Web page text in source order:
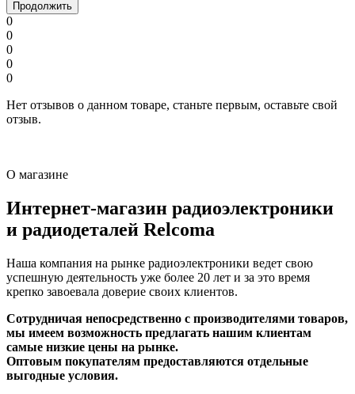
Продолжить
0
0
0
0
0
Нет отзывов о данном товаре, станьте первым, оставьте свой
отзыв.
О магазине
Интернет-магазин радиоэлектроники
и радиодеталей Relcoma
Наша компания на рынке радиоэлектроники ведет свою
успешную деятельность уже более 20 лет и за это время
крепко завоевала доверие своих клиентов.
Сотрудничая непосредственно с производителями товаров,
мы имеем возможность предлагать нашим клиентам
самые низкие цены на рынке.
Оптовым покупателям предоставляются отдельные
выгодные условия.